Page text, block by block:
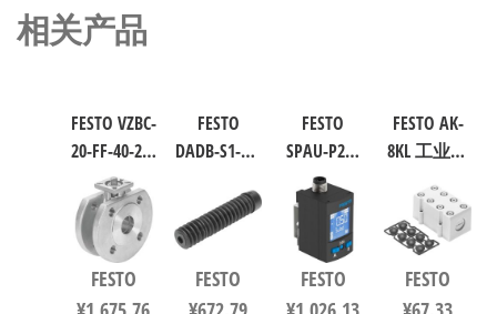
相关产品
FESTO VZBC-
20-FF-40-22-
F0304-V4V4T
电磁阀/控
制阀 规格
20，行程
40mm
FESTO
FESTO
DADB-S1-40-
缸波纹管
保护套 行
符合ISO
FESTO
FESTO
SPAU-P2R-
W-G18FD-L-
PNLK-
PNVBA-M8U
数字压力
传感器 符
FESTO
FESTO AK-
8KL 工业自
件 538219
FESTO